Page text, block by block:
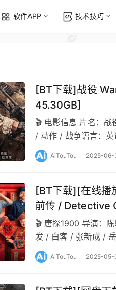
软件APP 技术技巧
[BT下载]战役
45.30GB]
🎬 电影信息 片名：
/ 动作 / 战争语言：
AiTouTou 2025-06-
[BT下载][在线播
前传 / Detective
王宝强 #刘昊然
🎬 唐探1900 导演：
发 / 白客 / 张新成 /
AiTouTou 2025-05-